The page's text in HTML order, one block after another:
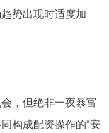
势出现时适度加
，但绝非一夜暴富
构成配资操作的“安